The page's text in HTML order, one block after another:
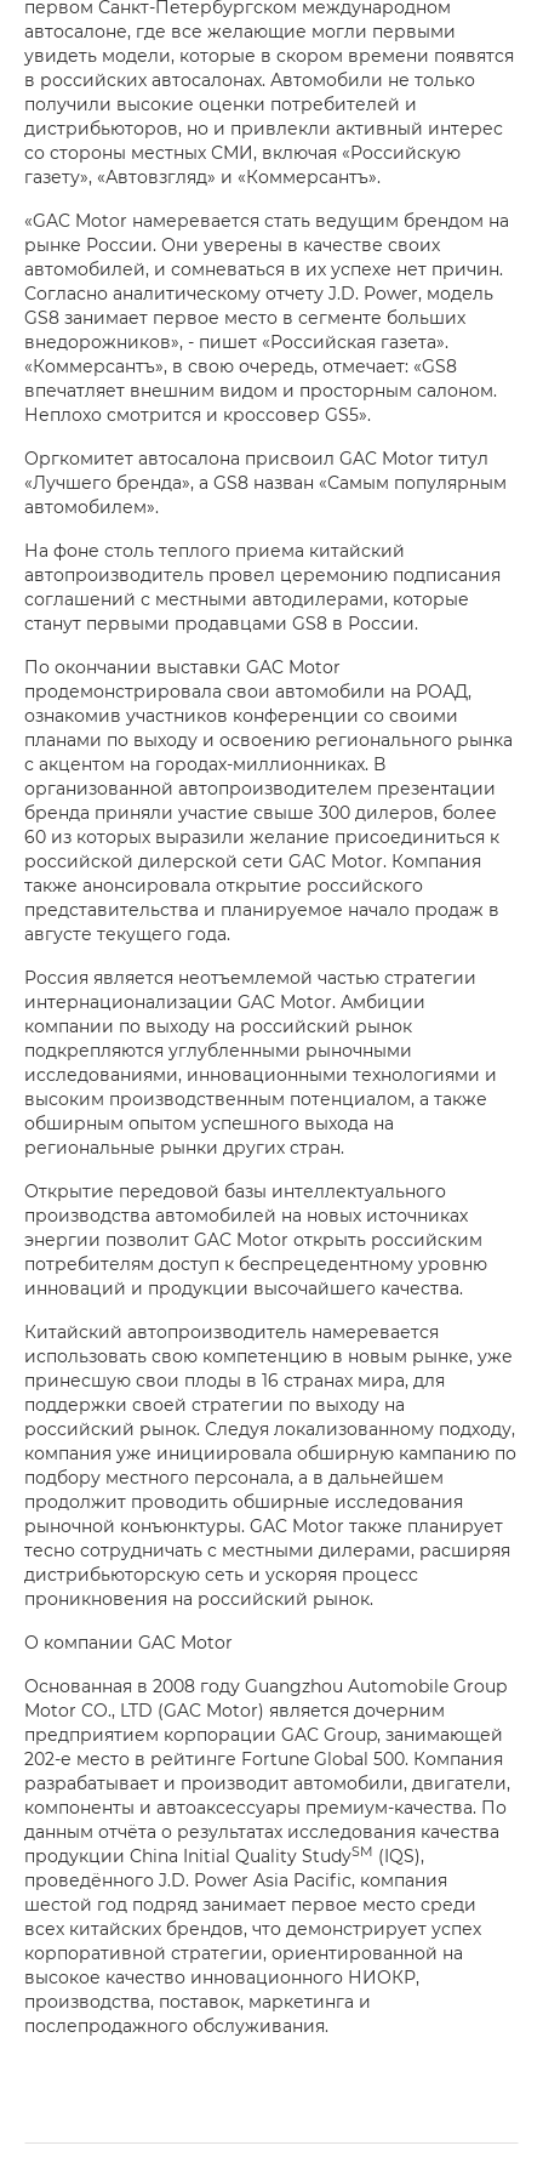
первом Санкт-Петербургском международном
автосалоне, где все желающие могли первыми
увидеть модели, которые в скором времени появятся
в российских автосалонах. Автомобили не только
получили высокие оценки потребителей и
дистрибьюторов, но и привлекли активный интерес
со стороны местных СМИ, включая «Российскую
газету», «Автовзгляд» и «Коммерсантъ».
«GAC Motor намеревается стать ведущим брендом на
рынке России. Они уверены в качестве своих
автомобилей, и сомневаться в их успехе нет причин.
Согласно аналитическому отчету J.D. Power, модель
GS8 занимает первое место в сегменте больших
внедорожников», - пишет «Российская газета».
«Коммерсантъ», в свою очередь, отмечает: «GS8
впечатляет внешним видом и просторным салоном.
Неплохо смотрится и кроссовер GS5».
Оргкомитет автосалона присвоил GAC Motor титул
«Лучшего бренда», а GS8 назван «Самым популярным
автомобилем».
На фоне столь теплого приема китайский
автопроизводитель провел церемонию подписания
соглашений с местными автодилерами, которые
станут первыми продавцами GS8 в России.
По окончании выставки GAC Motor
продемонстрировала свои автомобили на РОАД,
ознакомив участников конференции со своими
планами по выходу и освоению регионального рынка
с акцентом на городах-миллионниках. В
организованной автопроизводителем презентации
бренда приняли участие свыше 300 дилеров, более
60 из которых выразили желание присоединиться к
российской дилерской сети GAC Motor. Компания
также анонсировала открытие российского
представительства и планируемое начало продаж в
августе текущего года.
Россия является неотъемлемой частью стратегии
интернационализации GAC Motor. Амбиции
компании по выходу на российский рынок
подкрепляются углубленными рыночными
исследованиями, инновационными технологиями и
высоким производственным потенциалом, а также
обширным опытом успешного выхода на
региональные рынки других стран.
Открытие передовой базы интеллектуального
производства автомобилей на новых источниках
энергии позволит GAC Motor открыть российским
потребителям доступ к беспрецедентному уровню
инноваций и продукции высочайшего качества.
Китайский автопроизводитель намеревается
использовать свою компетенцию в новым рынке, уже
принесшую свои плоды в 16 странах мира, для
поддержки своей стратегии по выходу на
российский рынок. Следуя локализованному подходу,
компания уже инициировала обширную кампанию по
подбору местного персонала, а в дальнейшем
продолжит проводить обширные исследования
рыночной конъюнктуры. GAC Motor также планирует
тесно сотрудничать с местными дилерами, расширяя
дистрибьюторскую сеть и ускоряя процесс
проникновения на российский рынок.
О компании GAC Motor
Основанная в 2008 году Guangzhou Automobile Group
Motor CO., LTD (GAC Motor) является дочерним
предприятием корпорации GAC Group, занимающей
202-е место в рейтинге Fortune Global 500. Компания
разрабатывает и производит автомобили, двигатели,
компоненты и автоаксессуары премиум-качества. По
данным отчёта о результатах исследования качества
продукции China Initial Quality StudySM (IQS),
проведённого J.D. Power Asia Pacific, компания
шестой год подряд занимает первое место среди
всех китайских брендов, что демонстрирует успех
корпоративной стратегии, ориентированной на
высокое качество инновационного НИОКР,
производства, поставок, маркетинга и
послепродажного обслуживания.